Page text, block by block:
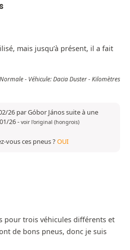
mais jusqu’à présent, il a fait
- Véhicule: Dacia Duster - Kilomètres
26 par Góbor János suite à une
26- voir l'original (hongrois)
vous ces pneus ?OUI
pour trois véhicules différents et
de bons pneus, donc je suis